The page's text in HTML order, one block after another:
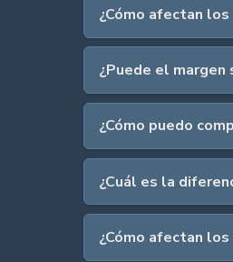
¿Cómo afectan
¿Puede el margen
¿Cómo puedo
¿Cuál es la
¿Cómo afectan